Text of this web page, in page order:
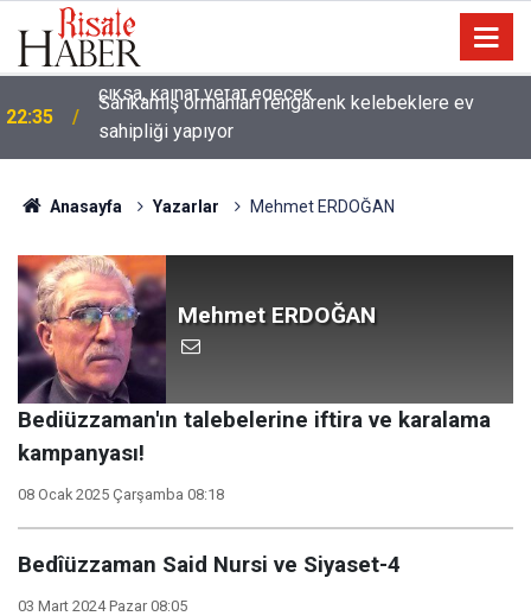
22:35
Sarıkamış ormanları rengarenk kelebeklere ev
sahipliği yapıyor
Anasayfa Yazarlar Mehmet ERDOĞAN
Mehmet ERDOĞAN
Bediüzzaman'ın talebelerine iftira ve karalama
kampanyası!
08 Ocak 2025 Çarşamba 08:18
Bedîüzzaman Said Nursi ve Siyaset-4
03 Mart 2024 Pazar 08:05